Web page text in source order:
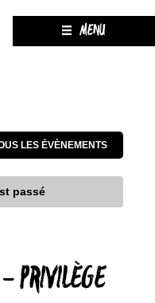
MENU
LES ÉVÈNEMENTS
passé
PRIVILÈGE